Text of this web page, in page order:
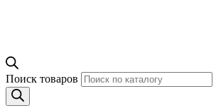
Поиск товаров